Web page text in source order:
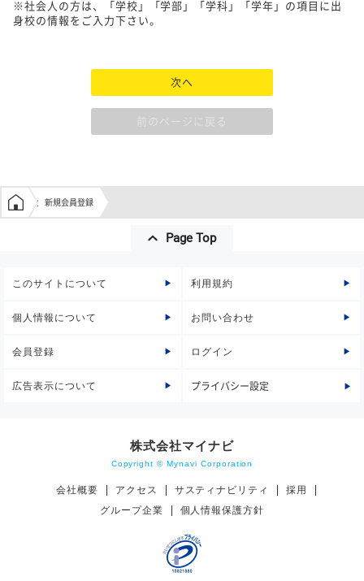
※社会人の方は、「学校」「学部」「学科」「学年」の項目に出
身校の情報をご入力下さい。
次へ
前のページに戻る
学生の窓口トップ
新規会員登録
Page Top
このサイトについて 利用規約
個人情報について お問い合わせ
会員登録 ログイン
広告表示について プライバシー設定
株式会社マイナビ
Copyright © Mynavi Corporation
会社概要 アクセス サスティナビリティ
採用
グループ企業
個人情報保護方針